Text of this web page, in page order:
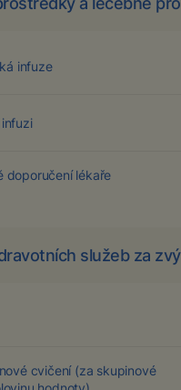
infuze
doporučení lékaře
služeb za
cvičení (za skupinové